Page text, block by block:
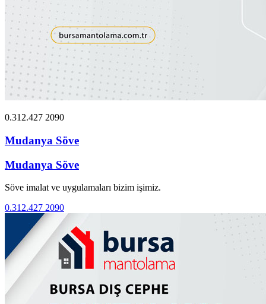
0.312.427 2090
Mudanya Söve
Mudanya Söve
Söve imalat ve uygulamaları bizim işimiz.
0.312.427 2090